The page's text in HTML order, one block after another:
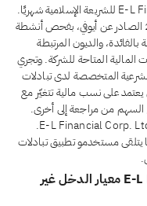
تراجع تبادلات امتثال E-L Financial Corp. Ltd. ELF للشريعة الإسلامية شهريًا.
تطبّق كل مراجعة منهجية المعيار الشرعي رقم 21 الصادر عن أيوفي، بفحص أنشطة
والديون المرتبطة
المالية المتاحة للشركة. وتجري
المتخصصة لدى تبادلات
يعتمد على نسب مالية تتغيّر مع
السهم من مراجعة إلى أخرى.
ويضمن الفحص الشهري أن الوضع المعروض لـE-L Financial Corp. Ltd.
يتلقى مستخدمو تطبيق تبادلات
هل يجتاز E-L Financial Corp. Ltd. ELF معيار الدخل غير